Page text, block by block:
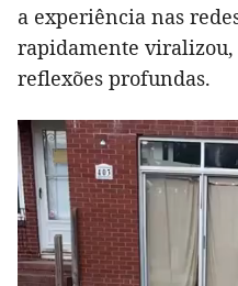
a experiência nas
rapidamente viralizou,
reflexões profundas.